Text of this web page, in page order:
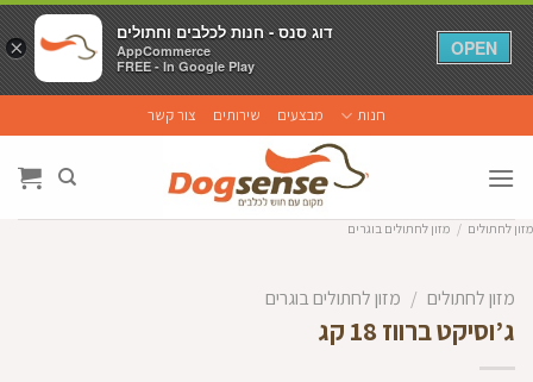
to
content
חנות מבצעים שירותים צור קשר
מזון לחתולים / מזון לחתולים בוגרים
מזון לחתולים / מזון לחתולים בוגרים
ג’וסיקט ברווז 18 קג
×
דוג סנס - חנות לכלבים וחתולים
AppCommerce
FREE - In Google Play
OPEN
×
דוג סנס - חנות לכלבים וחתולים
AppCommerce
FREE - In Google Play
OPEN